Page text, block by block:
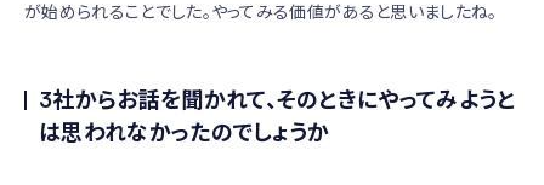
が始められることでした。やってみる価値があると思いましたね。
3社からお話を聞かれて、そのときにやってみようと
は思われなかったのでしょうか